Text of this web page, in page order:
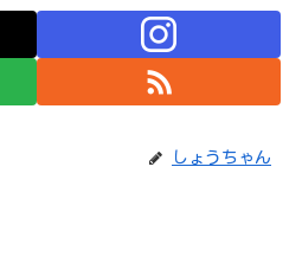
しょうちゃん